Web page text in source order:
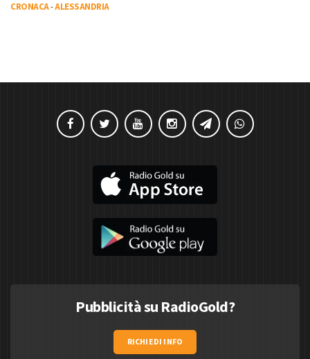
CRONACA-ALESSANDRIA
Pubblicità su RadioGold?
RICHIEDI INFO